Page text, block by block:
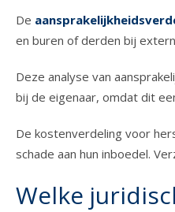
De
en buren of derden bij
Deze analyse van
bij de eigenaar, omdat dit
De kostenverdeling voor
schade aan hun inboedel.
Welke